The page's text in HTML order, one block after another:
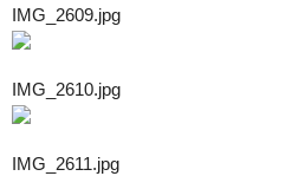
IMG_2609.jpg
IMG_2610.jpg
IMG_2611.jpg